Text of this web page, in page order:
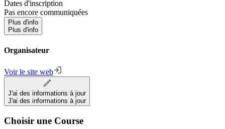
Dates d'inscription
Pas encore communiquées
Plus d'info
Plus d'info
Organisateur
Voir le site web
J'ai des informations à jour
J'ai des informations à jour
Choisir une Course